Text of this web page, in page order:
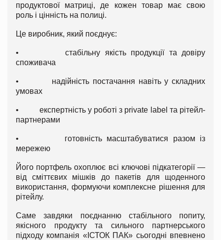
продуктової матриці, де кожен товар має свою
роль і цінність на полиці.
Це виробник, який поєднує:
• стабільну якість продукції та довіру
споживача
• надійність постачання навіть у складних
умовах
• експертність у роботі з private label та рітейл-
партнерами
• готовність масштабуватися разом із
мережею
Його портфель охоплює всі ключові підкатегорії —
від сміттєвих мішків до пакетів для щоденного
використання, формуючи комплексне рішення для
рітейлу.
Саме завдяки поєднанню стабільного попиту,
якісного продукту та сильного партнерського
підходу компанія «ІСТОК ПАК» сьогодні впевнено